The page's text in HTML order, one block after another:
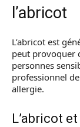
l’abricot
L’abricot est
peut provoquer
personnes
professionnel
allergie.
L’abricot